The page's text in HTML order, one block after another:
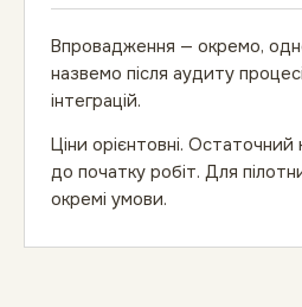
Впровадження — окремо,
назвемо після аудиту
інтеграцій.
Ціни орієнтовні.
до початку робіт. Для
окремі умови.